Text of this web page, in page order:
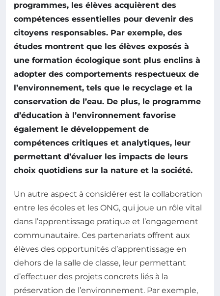
programmes, les élèves acquièrent des
compétences essentielles pour devenir des
citoyens responsables. Par exemple, des
études montrent que les élèves exposés à
une formation écologique sont plus enclins à
adopter des comportements respectueux de
l’environnement, tels que le recyclage et la
conservation de l’eau. De plus, le programme
d’éducation à l’environnement favorise
également le développement de
compétences critiques et analytiques, leur
permettant d’évaluer les impacts de leurs
choix quotidiens sur la nature et la société.
Un autre aspect à considérer est la collaboration
entre les écoles et les ONG, qui joue un rôle vital
dans l’apprentissage pratique et l’engagement
communautaire. Ces partenariats offrent aux
élèves des opportunités d’apprentissage en
dehors de la salle de classe, leur permettant
d’effectuer des projets concrets liés à la
préservation de l’environnement. Par exemple,